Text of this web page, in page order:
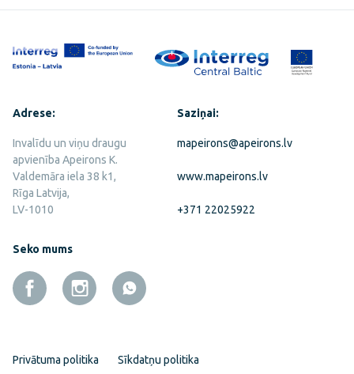
Adrese:
Invalīdu un viņu draugu
apvienība Apeirons K.
Valdemāra iela 38 k1,
Rīga Latvija,
LV-1010
Saziņai:
mapeirons@apeirons.lv
www.mapeirons.lv
+371 22025922
Seko mums
Privātuma politika Sīkdatņu politika